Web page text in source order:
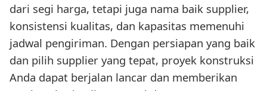
dari segi harga, tetapi juga nama baik supplier,
konsistensi kualitas, dan kapasitas memenuhi
jadwal pengiriman. Dengan persiapan yang baik
dan pilih supplier yang tepat, proyek konstruksi
Anda dapat berjalan lancar dan memberikan